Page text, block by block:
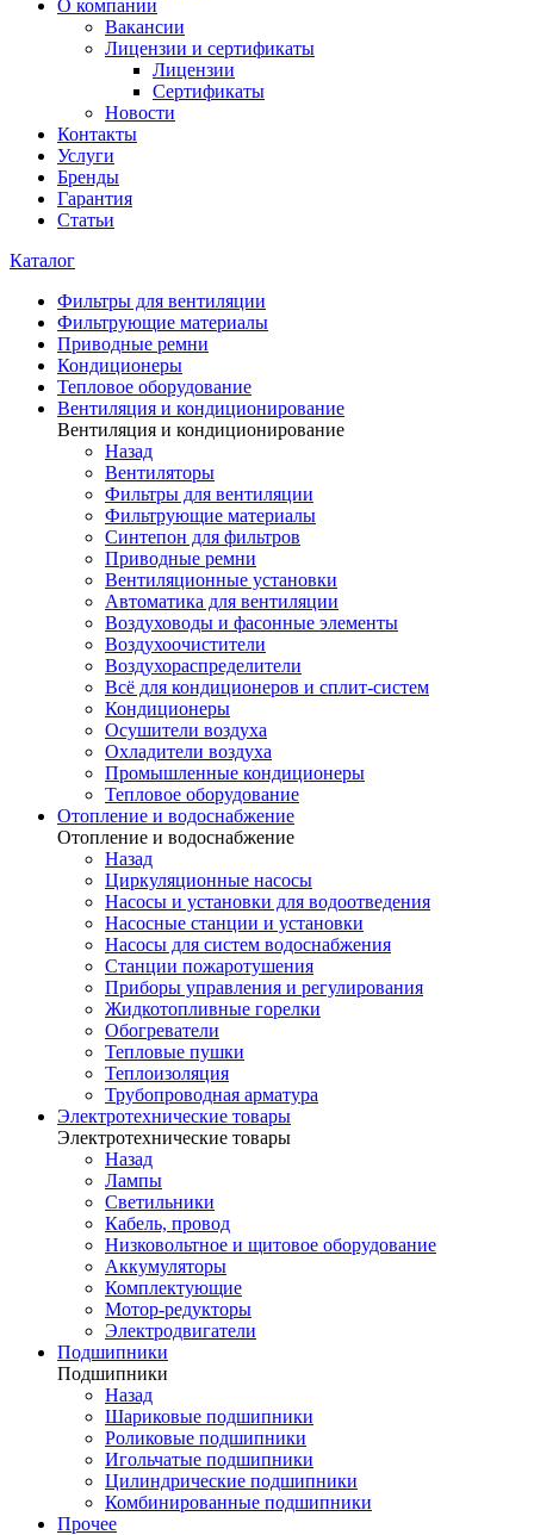
О компании
Вакансии
Лицензии и сертификаты
Лицензии
Сертификаты
Новости
Контакты
Услуги
Бренды
Гарантия
Статьи
Каталог
Фильтры для вентиляции
Фильтрующие материалы
Приводные ремни
Кондиционеры
Тепловое оборудование
Вентиляция и кондиционирование
Вентиляция и кондиционирование
Назад
Вентиляторы
Фильтры для вентиляции
Фильтрующие материалы
Синтепон для фильтров
Приводные ремни
Вентиляционные установки
Автоматика для вентиляции
Воздуховоды и фасонные элементы
Воздухоочистители
Воздухораспределители
Всё для кондиционеров и сплит-систем
Кондиционеры
Осушители воздуха
Охладители воздуха
Промышленные кондиционеры
Тепловое оборудование
Отопление и водоснабжение
Отопление и водоснабжение
Назад
Циркуляционные насосы
Насосы и установки для водоотведения
Насосные станции и установки
Насосы для систем водоснабжения
Станции пожаротушения
Приборы управления и регулирования
Жидкотопливные горелки
Обогреватели
Тепловые пушки
Теплоизоляция
Трубопроводная арматура
Электротехнические товары
Электротехнические товары
Назад
Лампы
Светильники
Кабель, провод
Низковольтное и щитовое оборудование
Аккумуляторы
Комплектующие
Мотор-редукторы
Электродвигатели
Подшипники
Подшипники
Назад
Шариковые подшипники
Роликовые подшипники
Игольчатые подшипники
Цилиндрические подшипники
Комбинированные подшипники
Прочее